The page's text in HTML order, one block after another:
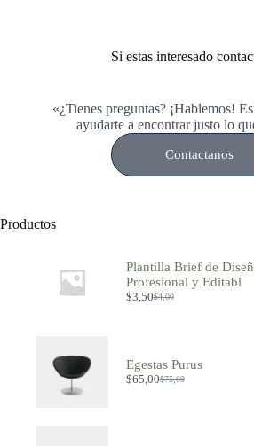
Si estas interesado
«¿Tienes preguntas? ¡Hablemos!
ayudarte a encontrar justo lo
Contactanos
Productos
Plantilla Brief de
Profesional y Editabl
$4,00
$3,50
Egestas Purus
$75,00
$65,00